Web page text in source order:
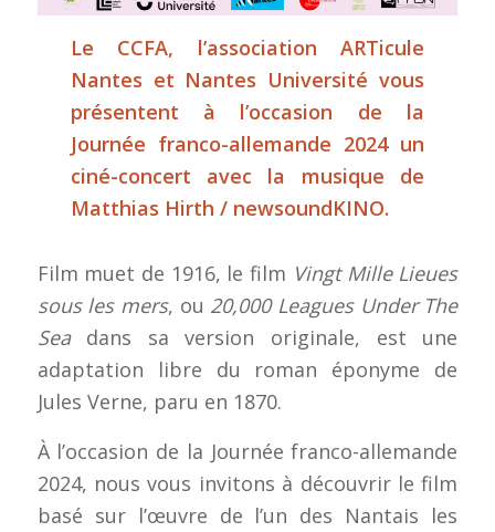
Le CCFA, l’association ARTicule
Nantes et Nantes Université vous
présentent à l’occasion de la
Journée franco-allemande 2024 un
ciné-concert avec la musique de
Matthias Hirth / newsoundKINO.
Film muet de 1916, le film Vingt Mille Lieues
sous les mers, ou 20,000 Leagues Under The
Seadans sa version originale, est une
adaptation libre du roman éponyme de
Jules Verne, paru en 1870.
À l’occasion de la Journée franco-allemande
2024, nous vous invitons à découvrir le film
basé sur l’œuvre de l’un des Nantais les